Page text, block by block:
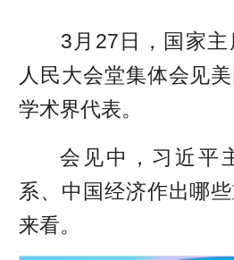
3月27日，国家
人民大会堂集体会见
学术界代表。
会见中，习近平
系、中国经济作出哪
来看。